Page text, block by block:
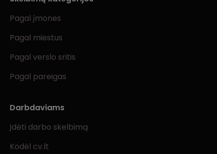
Pagal įmones
Pagal miestus
Pagal verslo sritis
Pagal pareigas
Darbdaviams
Įdėti darbo skelbimą
Kodėl cv.lt